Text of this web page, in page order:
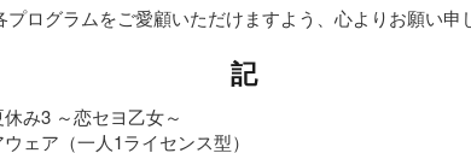
ログラムをご愛顧いただけますよう、心よりお願い申
記
み3 ～恋セヨ乙女～
ェア（一人1ライセンス型）